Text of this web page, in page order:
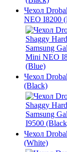
Чехол
NEO I8200
Чехол
(Black)
Чехол
(White)